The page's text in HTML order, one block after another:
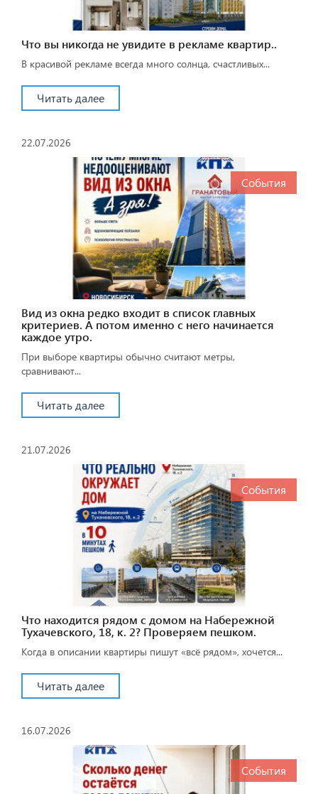
Что вы никогда не увидите в рекламе квартир..
В красивой рекламе всегда много солнца, счастливых...
Читать далее
22.07.2026
События
Вид из окна редко входит в список главных
критериев. А потом именно с него начинается
каждое утро.
При выборе квартиры обычно считают метры,
сравнивают...
Читать далее
21.07.2026
События
Что находится рядом с домом на Набережной
Тухачевского, 18, к. 2? Проверяем пешком.
Когда в описании квартиры пишут «всё рядом», хочется...
Читать далее
16.07.2026
События